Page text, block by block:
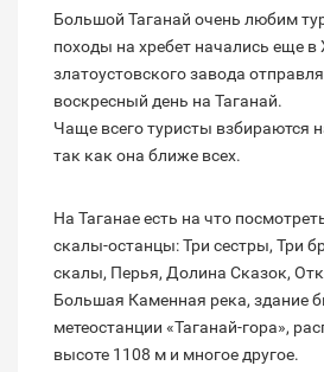
Большой Таганай очень любим
походы на хребет начались еще в
златоустовского завода
воскресный день на Таганай.
Чаще всего туристы взбираются
так как она ближе всех.
На Таганае есть на что
скалы-останцы: Три сестры, Три
скалы, Перья, Долина Сказок,
Большая Каменная река, здание
метеостанции «Таганай-гора»,
высоте 1108 м и многое другое.